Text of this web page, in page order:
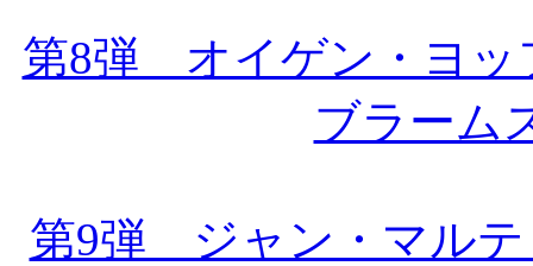
第8弾 オイゲン・ヨッ
ブラーム
第9弾 ジャン・マルテ